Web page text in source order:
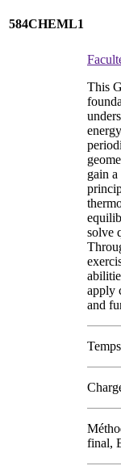
584CHEML1
This
gain
solve
apply
and
final,